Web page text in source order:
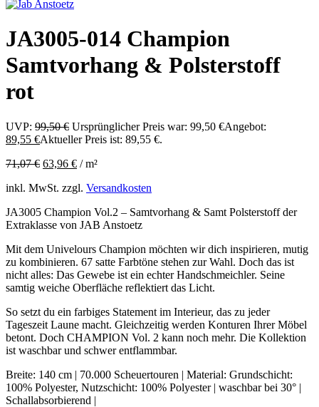
JA3005-014 Champion
Samtvorhang & Polsterstoff
rot
UVP: 99,50€ Ursprünglicher Preis war: 99,50 €Angebot:
89,55 €Aktueller Preis ist: 89,55 €.
71,07€ 63,96 € /m²
inkl. MwSt. zzgl. Versandkosten
JA3005 Champion Vol.2 – Samtvorhang & Samt Polsterstoff der
Extraklasse von JAB Anstoetz
Mit dem Univelours Champion möchten wir dich inspirieren, mutig
zu kombinieren. 67 satte Farbtöne stehen zur Wahl. Doch das ist
nicht alles: Das Gewebe ist ein echter Handschmeichler. Seine
samtig weiche Oberfläche reflektiert das Licht.
So setzt du ein farbiges Statement im Interieur, das zu jeder
Tageszeit Laune macht. Gleichzeitig werden Konturen Ihrer Möbel
betont. Doch CHAMPION Vol. 2 kann noch mehr. Die Kollektion
ist waschbar und schwer entflammbar.
Breite: 140 cm | 70.000 Scheuertouren | Material: Grundschicht:
100% Polyester, Nutzschicht: 100% Polyester | waschbar bei 30° |
Schallabsorbierend |